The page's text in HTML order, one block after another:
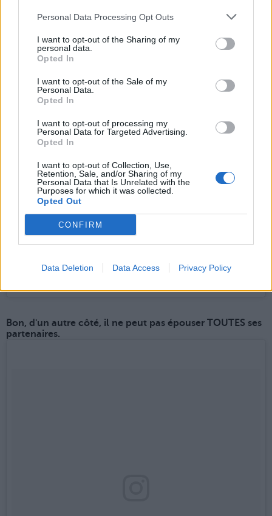
Personal Data Processing Opt Outs
I want to opt-out of the Sharing of my
personal data.
Opted In
I want to opt-out of the Sale of my
Personal Data.
Opted In
I want to opt-out of processing my
Personal Data for Targeted Advertising.
Opted In
I want to opt-out of Collection, Use,
Retention, Sale, and/or Sharing of my
Personal Data that Is Unrelated with the
Purposes for which it was collected.
Opted Out
CONFIRM
Data Deletion Data Access Privacy Policy
Mais son dernier post concernant leur duo remonte à
Voila 3 mois de travail en 1min!!! 😂Merci @steve_rmx pour ce
résumé! @camillelouofficiel si en voyant ça t'es pas fiere de toi
pas y arriver!" Non? 😂
Bon, d'un autre côté, il ne peut pas épouser TOUTES ses
partenaires.